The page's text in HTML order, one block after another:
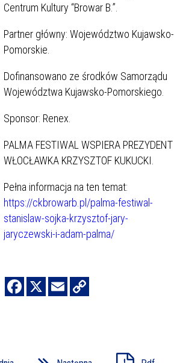
Centrum Kultury “Browar B.”.
Partner główny: Województwo Kujawsko-
Pomorskie.
Dofinansowano ze środków Samorządu
Województwa Kujawsko-Pomorskiego.
Sponsor: Renex.
PALMA FESTIWAL WSPIERA PREZYDENT
WŁOCŁAWKA KRZYSZTOF KUKUCKI.
Pełna informacja na ten temat:
https://ckbrowarb.pl/palma-festiwal-
stanislaw-sojka-krzysztof-jary-
jaryczewski-i-adam-palma/